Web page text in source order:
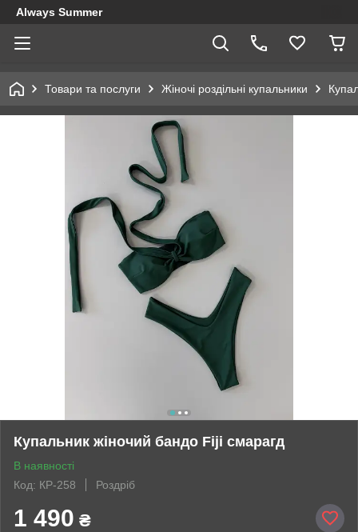
Always Summer
Товари та послуги Жіночі роздільні купальники
Купальник жіночий бандо Fiji смарагд
В наявності
Код: КР-258
Роздріб
1 490 ₴